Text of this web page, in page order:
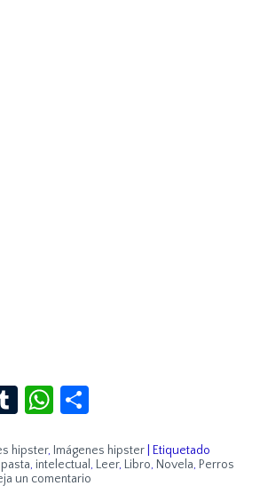
TumblrWhatsApp
hipster, Imágenes hipster
Etiquetado
, intelectual , Leer, Libro, Novela, Perros
un comentario